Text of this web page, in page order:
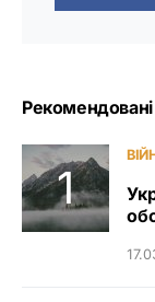
Рекомендовані